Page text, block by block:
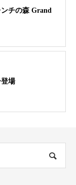
ンチの森 Grand
場